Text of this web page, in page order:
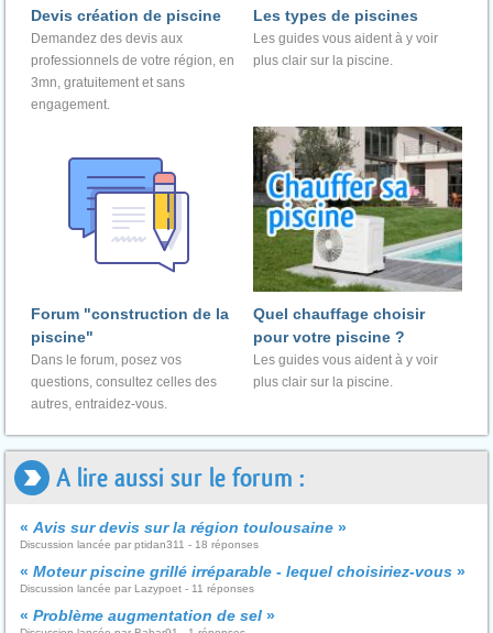
Devis création de piscine
Demandez des devis aux
professionnels de votre région, en
3mn, gratuitement et sans
engagement.
Les types de piscines
Les guides vous aident à y voir
plus clair sur la piscine.
Forum "construction de la
piscine"
Dans le forum, posez vos
questions, consultez celles des
autres, entraidez-vous.
Quel chauffage choisir
pour votre piscine ?
Les guides vous aident à y voir
plus clair sur la piscine.
A lire aussi sur le forum :
« Avis sur devis sur la région toulousaine »
Discussion lancée par ptidan311 - 18 réponses
« Moteur piscine grillé irréparable - lequel choisiriez-vous »
Discussion lancée par Lazypoet - 11 réponses
« Problème augmentation de sel »